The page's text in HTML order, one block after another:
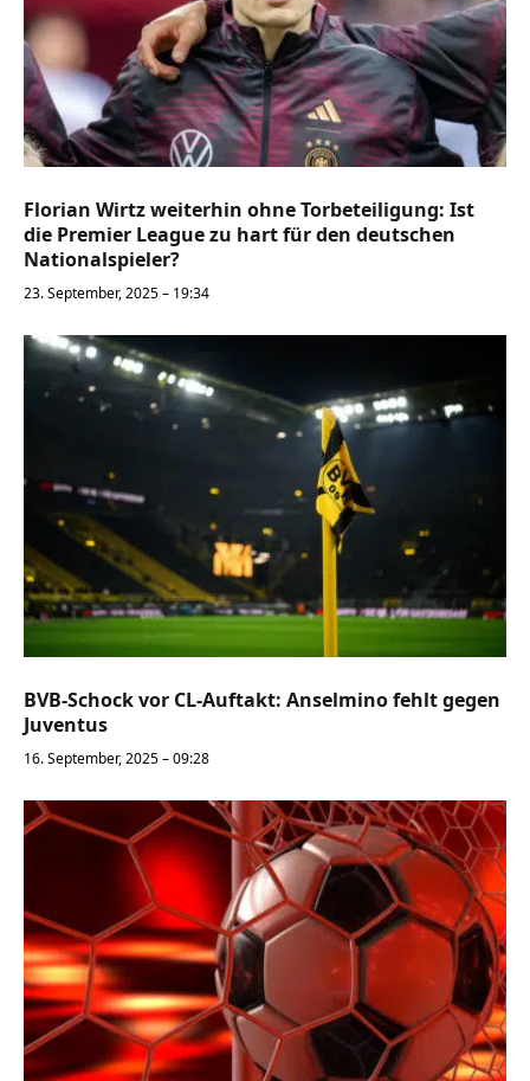
Florian Wirtz weiterhin ohne Torbeteiligung: Ist
die Premier League zu hart für den deutschen
Nationalspieler?
23. September, 2025 – 19:34
BVB-Schock vor CL-Auftakt: Anselmino fehlt gegen
Juventus
16. September, 2025 – 09:28